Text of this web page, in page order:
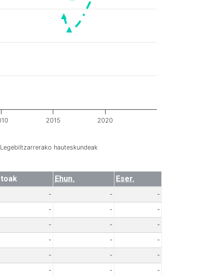
hauteskundeak
2015 2020
Ehun.
Eser.
- -
-
- -
-
- -
-
- -
-
- -
-
- -
-